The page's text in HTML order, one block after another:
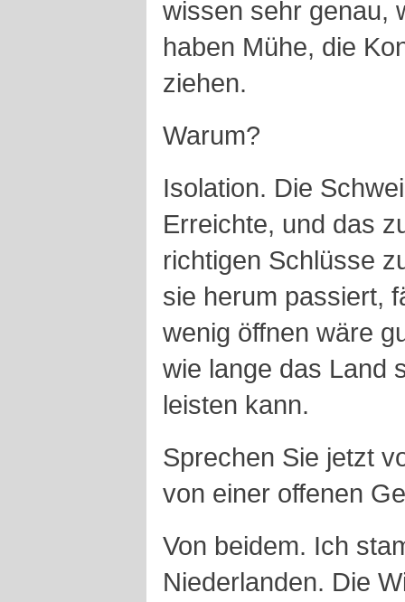
wissen sehr genau,
haben Mühe, die
ziehen.
Warum?
Isolation. Die
Erreichte, und das
richtigen Schlüsse
sie herum passiert,
wenig öffnen wäre
wie lange das Land
leisten kann.
Sprechen Sie jetzt
von einer offenen
Von beidem. Ich
Niederlanden. Die